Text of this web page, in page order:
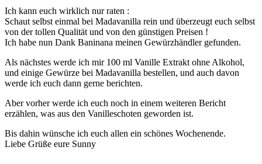
Ich kann euch wirklich nur raten :
Schaut selbst einmal bei Madavanilla rein und überzeugt euch selbst
von der tollen Qualität und von den günstigen Preisen !
Ich habe nun Dank Baninana meinen Gewürzhändler gefunden.
Als nächstes werde ich mir 100 ml Vanille Extrakt ohne Alkohol,
und einige Gewürze bei Madavanilla bestellen, und auch davon
werde ich euch dann gerne berichten.
Aber vorher werde ich euch noch in einem weiteren Bericht
erzählen, was aus den Vanilleschoten geworden ist.
Bis dahin wünsche ich euch allen ein schönes Wochenende.
Liebe Grüße eure Sunny